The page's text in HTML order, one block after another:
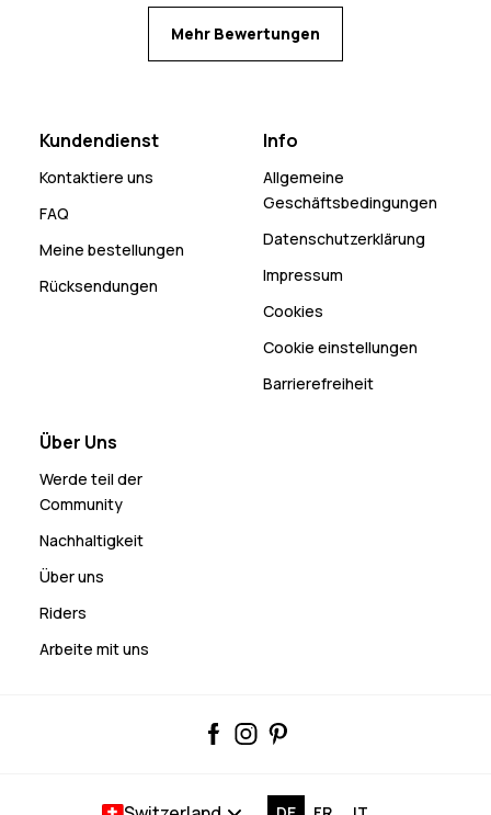
Mehr Bewertungen
Kundendienst
Kontaktiere uns
FAQ
Meine bestellungen
Rücksendungen
Info
Allgemeine
Geschäftsbedingungen
Datenschutzerklärung
Impressum
Cookies
Cookie einstellungen
Barrierefreiheit
Über Uns
Werde teil der
Community
Nachhaltigkeit
Über uns
Riders
Arbeite mit uns